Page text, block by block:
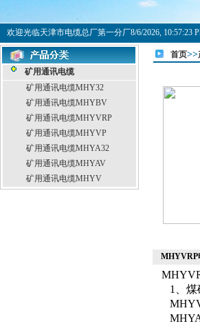
欢迎光临天津市电缆总厂第一分厂8/6/2026, 10:57:23
矿用通讯电缆
矿用通讯电缆MHY32
矿用通讯电缆MHYBV
矿用通讯电缆MHYVRP
矿用通讯电缆MHYVP
矿用通讯电缆MHYA32
矿用通讯电缆MHYAV
矿用通讯电缆MHYV
首页>>
MHYVRP
1、